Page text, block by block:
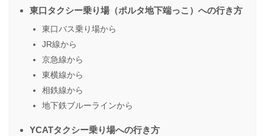
東口タクシー乗り場（ポルタ地下端っこ）への行き方
東口バス乗り場から
JR線から
京急線から
東横線から
相鉄線から
地下鉄ブルーラインから
YCATタクシー乗り場への行き方